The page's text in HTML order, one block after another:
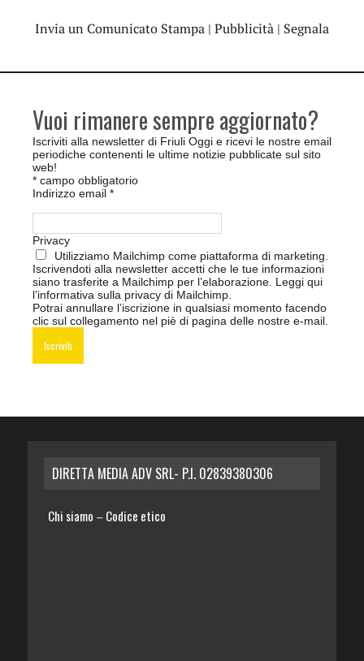
Invia un Comunicato Stampa | Pubblicità | Segnala
Vuoi rimanere sempre aggiornato?
Iscriviti alla newsletter di Friuli Oggi e ricevi le nostre email
periodiche contenenti le ultime notizie pubblicate sul sito
web!
* campo obbligatorio
Indirizzo email *
Privacy
Utilizziamo Mailchimp come piattaforma di marketing.
Iscrivendoti alla newsletter accetti che le tue informazioni
siano trasferite a Mailchimp per l’elaborazione. Leggi qui
l’informativa sulla privacy di Mailchimp
Potrai annullare l’iscrizione in qualsiasi momento facendo
clic sul collegamento nel piè di pagina delle nostre e-mail.
DIRETTA MEDIA ADV SRL- P.I. 02839380306
Chi siamo – Codice etico